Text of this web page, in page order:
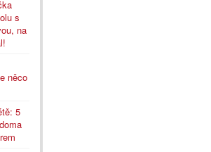
s
na
něco
5